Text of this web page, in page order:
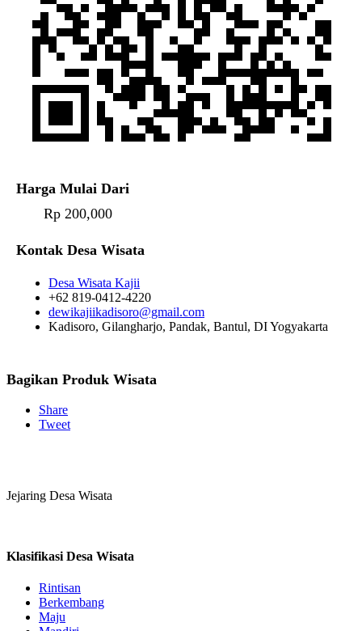
Harga Mulai Dari
Rp 200,000
Kontak Desa Wisata
Desa Wisata Kajii
+62 819-0412-4220
dewikajiikadisoro@gmail.com
Kadisoro, Gilangharjo, Pandak, Bantul, DI Yogyakarta
Bagikan Produk Wisata
Share
Tweet
Jejaring Desa Wisata
Klasifikasi Desa Wisata
Rintisan
Berkembang
Maju